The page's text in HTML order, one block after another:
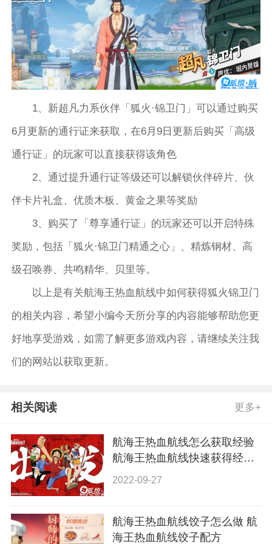
1、新超凡力系伙伴「狐火·锦卫门」可以通过购买
6月更新的通行证来获取，在6月9日更新后购买「高级
通行证」的玩家可以直接获得该角色
2、通过提升通行证等级还可以解锁伙伴碎片、伙
伴卡片礼盒、优质木板、黄金之果等奖励
3、购买了「尊享通行证」的玩家还可以开启特殊
奖励，包括「狐火·锦卫门精通之心」、精炼钢材、高
级召唤券、共鸣精华、贝里等。
以上是有关航海王热血航线中如何获得狐火锦卫门
的相关内容，希望小编今天所分享的内容能够帮助您更
好地享受游戏，如需了解更多游戏内容，请继续关注我
们的网站以获取更新。
相关阅读 更多+
航海王热血航线怎么获取经验
航海王热血航线快速获得经验
方法
2022-09-27
航海王热血航线饺子怎么做 航
海王热血航线饺子配方